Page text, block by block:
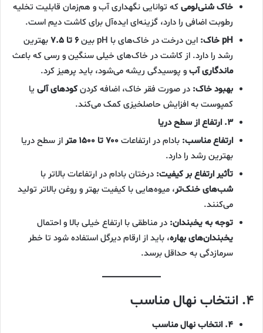
خاک شنی‌لومیکه توانایی نگهداری آب و هم‌زمان قابلیت تخلیه
رطوبت اضافی را دارد، گزینه‌ای ایده‌آل برای کاشت دیم است.
pH خاک:
این درخت در خاک‌های با pH بین ۶ تا ۷.۵
بهترین
رشد را دارد. از کاشت در خاک‌های خیلی سنگین و رسی که باعث
ماندگاری آبو پوسیدگی ریشه می‌شود، باید پرهیز کرد.
بهبود خاک: در صورت فقر خاک، اضافه کردنکودهای آلی یا
کمپوست به افزایش حاصلخیزی کمک می‌کند.
۳. ارتفاع از سطح دریا
ارتفاع مناسب: بادام در ارتفاعات۷۰۰ تا ۱۵۰۰ متر
از سطح دریا
بهترین رشد را دارد.
تأثیر ارتفاع بر کیفیت: درختان بادام در ارتفاعات بالاتر با
شب‌های خنک‌تر، میوه‌هایی با کیفیت بهتر و روغن بالاتر تولید
می‌کنند.
توجه به یخبندان: در مناطقی با ارتفاع خیلی بالا و احتمال
یخبندان‌های بهاره، باید از ارقام دیرگل استفاده شود تا خطر
سرمازدگی به حداقل برسد.
۴. انتخاب نهال مناسب
۴. انتخاب نهال مناسب